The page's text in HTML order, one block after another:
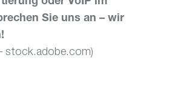
Sie uns an – wir
stock.adobe.com)